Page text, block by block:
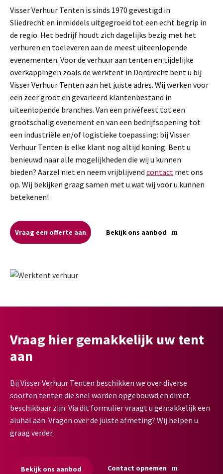
Visser Verhuur Tenten is sinds 1970 gevestigd in
Sliedrecht en inmiddels uitgegroeid tot een echt begrip in
de regio. Het bedrijf houdt zich dagelijks bezig met het
verhuren en toeleveren aan de meest uiteenlopende
evenementen. Voor de verhuur aan tenten en tijdelijke
overkappingen zoals de werktent in Dordrecht bent u bij
Visser Verhuur Tenten aan het juiste adres. Wij werken voor
een zeer groot en gevarieerd klantenbestand in
uiteenlopende branches. Van een privéfeest tot een
grootschalig evenement en van een bedrijfsopening tot
een industriële en/of logistieke toepassing: bij Visser
Verhuur Tenten is elke klant nog altijd koning. Bent u
benieuwd naar alle mogelijkheden die wij u kunnen
bieden? Aarzel niet en neem vrijblijvend contact met ons
op. Wij bekijken graag samen met u wat wij voor u kunnen
betekenen!
Vraag een offerte aan Bekijk ons aanbod
Vraag hier gemakkelijk uw tent
aan
Bij Visser Verhuur Tenten beschikken we over diverse
soorten tenten die snel worden opgebouwd en direct
beschikbaar zijn. Via dit formulier vraagt u gemakkelijk een
aluhal aan. Vragen over de juiste afmeting? Wij helpen u
graag verder.
Bekijk ons aanbod Contact opnemen